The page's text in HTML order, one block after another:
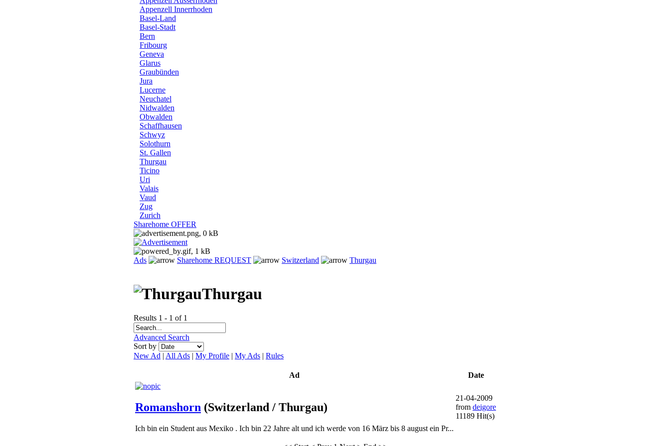
Appenzell Innerrhoden
Basel-Land
Basel-Stadt
Bern
Fribourg
Geneva
Glarus
Graubünden
Jura
Lucerne
Neuchatel
Nidwalden
Obwalden
Schaffhausen
Schwyz
Solothurn
St. Gallen
Thurgau
Ticino
Uri
Valais
Vaud
Zug
Zurich
Sharehome OFFER
Ads Sharehome REQUEST Switzerland Thurgau
Thurgau
Results 1 - 1 of 1
Advanced Search
Sort by
New Ad | All Ads | My Profile | My Ads | Rules
Ad Date
Romanshorn (Switzerland / Thurgau)
Ich bin ein Student aus Mexiko . Ich bin 22 Jahre alt und ich werde von 16 März bis 8 august ein Pr...
21-04-2009
from deigore
11189 Hit(s)